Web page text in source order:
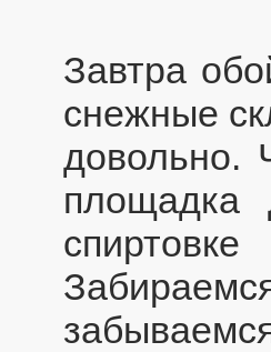
Завтра
снежные
довольно.
площадка